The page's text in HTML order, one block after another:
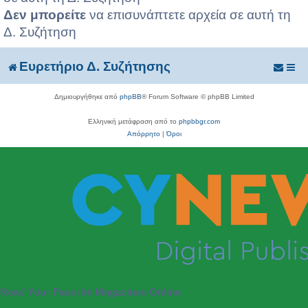
Δεν μπορείτε να επισυνάπτετε αρχεία σε αυτή τη
Δ. Συζήτηση
Ευρετήριο Δ. Συζήτησης
Δημιουργήθηκε από phpBB® Forum Software © phpBB Limited
Ελληνική μετάφραση από το phpbbgr.com
Απόρρητο|Όροι
Read Your Favorite Magazines Online